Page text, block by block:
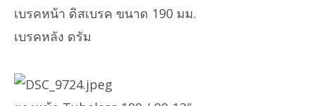
เบรคหน้า ดิสเบรค ขนาด 190 มม.
เบรคหลัง ดรัม